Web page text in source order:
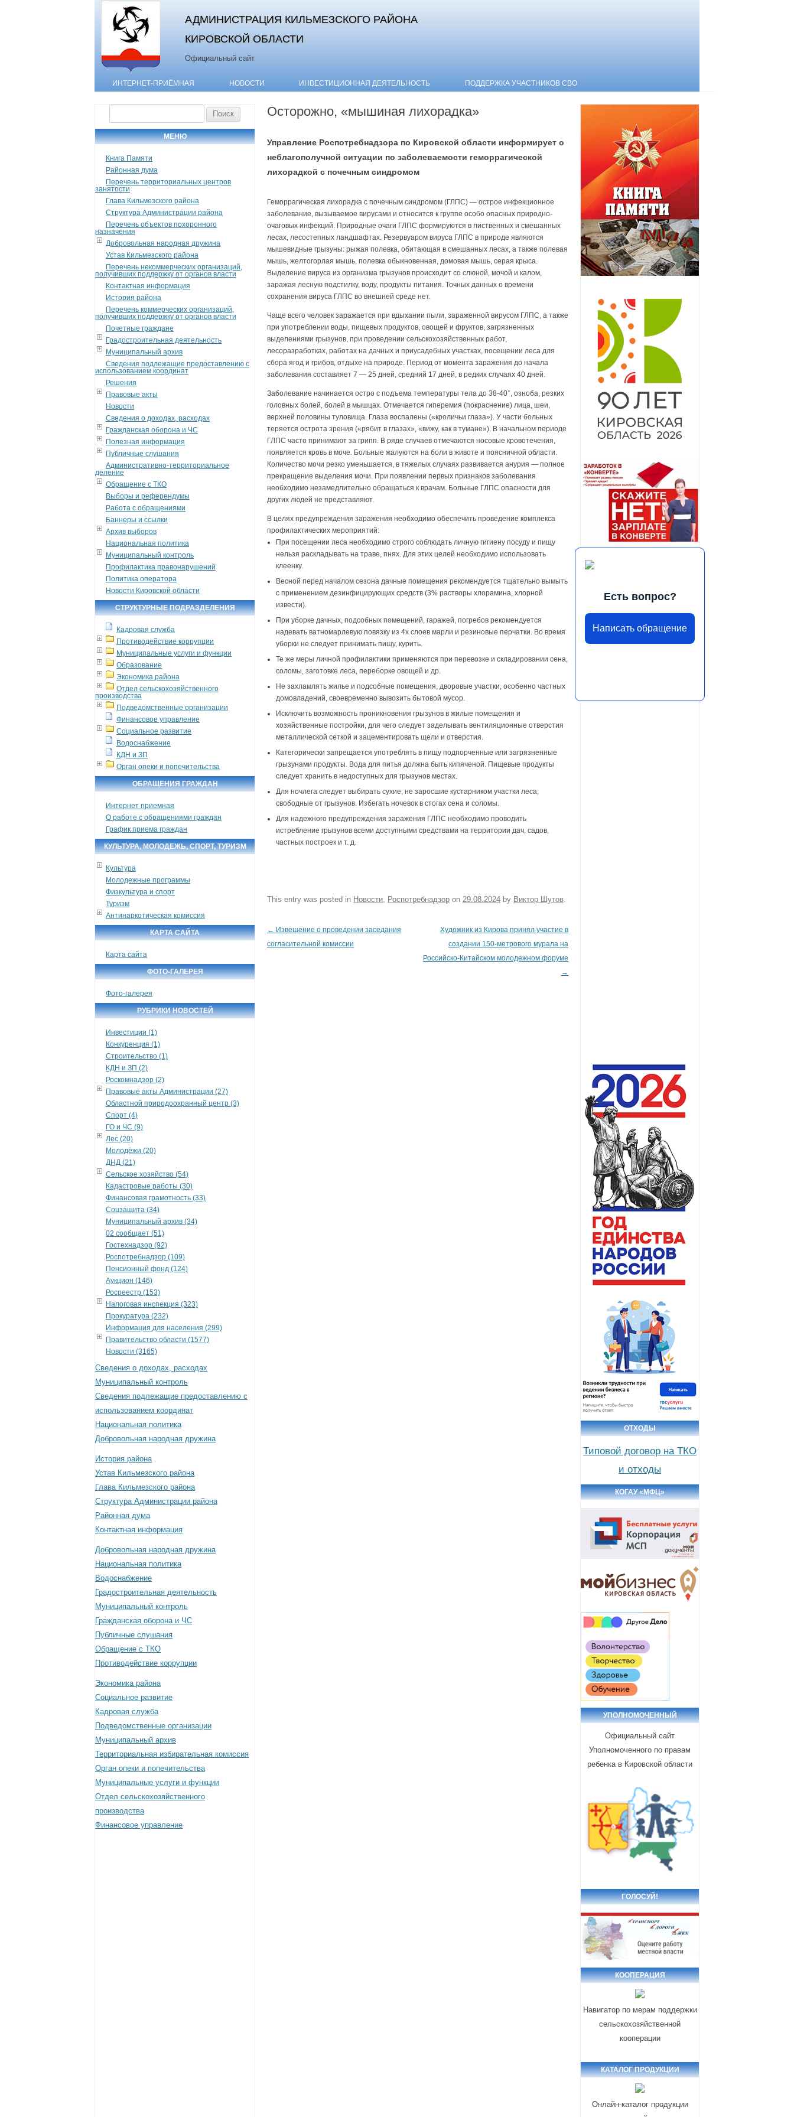
АДМИНИСТРАЦИЯ КИЛЬМЕЗСКОГО РАЙОНА
КИРОВСКОЙ ОБЛАСТИ
Официальный сайт
Skip to content
ИНТЕРНЕТ-ПРИЁМНАЯ НОВОСТИ ИНВЕСТИЦИОННАЯ ДЕЯТЕЛЬНОСТЬ ПОДДЕРЖКА УЧАСТНИКОВ СВО
МЕНЮ
Книга Памяти
Районная дума
Перечень территориальных центров
занятости
Глава Кильмезского района
Структура Администрации района
Перечень объектов похоронного
назначения
Добровольная народная дружина
Устав Кильмезского района
Перечень некоммерческих организаций,
получивших поддержку от органов власти
Контактная информация
История района
Перечень коммерческих организаций,
получивших поддержку от органов власти
Почетные граждане
Градостроительная деятельность
Муниципальный архив
Сведения подлежащие предоставлению с
использованием координат
Решения
Правовые акты
Новости
Сведения о доходах, расходах
Гражданская оборона и ЧС
Полезная информация
Публичные слушания
Административно-территориальное
деление
Обращение с ТКО
Выборы и референдумы
Работа с обращениями
Баннеры и ссылки
Архив выборов
Национальная политика
Муниципальный контроль
Профилактика правонарушений
Политика оператора
Новости Кировской области
СТРУКТУРНЫЕ ПОДРАЗДЕЛЕНИЯ
Кадровая служба
Противодействие коррупции
Муниципальные услуги и функции
Образование
Экономика района
Отдел сельскохозяйственного
производства
Подведомственные организации
Финансовое управление
Социальное развитие
Водоснабжение
КДН и ЗП
Орган опеки и попечительства
ОБРАЩЕНИЯ ГРАЖДАН
Интернет приемная
О работе с обращениями граждан
График приема граждан
КУЛЬТУРА, МОЛОДЕЖЬ, СПОРТ, ТУРИЗМ
Культура
Молодежные программы
Физкультура и спорт
Туризм
Антинаркотическая комиссия
КАРТА САЙТА
Карта сайта
ФОТО-ГАЛЕРЕЯ
Фото-галерея
РУБРИКИ НОВОСТЕЙ
Инвестиции (1)
Конкуренция (1)
Строительство (1)
КДН и ЗП (2)
Роскомнадзор (2)
Правовые акты Администрации (27)
Областной природоохранный центр (3)
Спорт (4)
ГО и ЧС (9)
Лес (20)
Молодёжи (20)
ДНД (21)
Сельское хозяйство (54)
Кадастровые работы (30)
Финансовая грамотность (33)
Соцзащита (34)
Муниципальный архив (34)
02 сообщает (51)
Гостехнадзор (92)
Роспотребнадзор (109)
Пенсионный фонд (124)
Аукцион (146)
Росреестр (153)
Налоговая инспекция (323)
Прокуратура (232)
Информация для населения (299)
Правительство области (1577)
Новости (3165)
Сведения о доходах, расходах
Муниципальный контроль
Сведения подлежащие предоставлению с
использованием координат
Национальная политика
Добровольная народная дружина
История района
Устав Кильмезского района
Глава Кильмезского района
Структура Администрации района
Районная дума
Контактная информация
Добровольная народная дружина
Национальная политика
Водоснабжение
Градостроительная деятельность
Муниципальный контроль
Гражданская оборона и ЧС
Публичные слушания
Обращение с ТКО
Противодействие коррупции
Экономика района
Социальное развитие
Кадровая служба
Подведомственные организации
Муниципальный архив
Территориальная избирательная комиссия
Орган опеки и попечительства
Муниципальные услуги и функции
Отдел сельскохозяйственного
производства
Финансовое управление
Осторожно, «мышиная лихорадка»
Управление Роспотребнадзора по Кировской области информирует о
неблагополучной ситуации по заболеваемости геморрагической
лихорадкой с почечным синдромом
Геморрагическая лихорадка с почечным синдромом (ГЛПС) — острое инфекционное
заболевание, вызываемое вирусами и относится к группе особо опасных природно-
очаговых инфекций. Природные очаги ГЛПС формируются в лиственных и смешанных
лесах, лесостепных ландшафтах. Резервуаром вируса ГЛПС в природе являются
мышевидные грызуны: рыжая полевка, обитающая в смешанных лесах, а также полевая
мышь, желтогорлая мышь, полевка обыкновенная, домовая мышь, серая крыса.
Выделение вируса из организма грызунов происходит со слюной, мочой и калом,
заражая лесную подстилку, воду, продукты питания. Точных данных о времени
сохранения вируса ГЛПС во внешней среде нет.
Чаще всего человек заражается при вдыхании пыли, зараженной вирусом ГЛПС, а также
при употреблении воды, пищевых продуктов, овощей и фруктов, загрязненных
выделениями грызунов, при проведении сельскохозяйственных работ,
лесоразработках, работах на дачных и приусадебных участках, посещении леса для
сбора ягод и грибов, отдыхе на природе. Период от момента заражения до начала
заболевания составляет 7 — 25 дней, средний 17 дней, в редких случаях 40 дней.
Заболевание начинается остро с подъема температуры тела до 38-40°, озноба, резких
головных болей, болей в мышцах. Отмечается гиперемия (покраснение) лица, шеи,
верхней половины туловища. Глаза воспалены («кроличьи глаза»). У части больных
теряется острота зрения («рябит в глазах», «вижу, как в тумане»). В начальном периоде
ГЛПС часто принимают за грипп. В ряде случаев отмечаются носовые кровотечения,
появляется кровь в моче. Больные жалуются на боли в животе и поясничной области.
Количество мочи резко уменьшается, в тяжелых случаях развивается анурия — полное
прекращение выделения мочи. При появлении первых признаков заболевания
необходимо незамедлительно обращаться к врачам. Больные ГЛПС опасности для
других людей не представляют.
В целях предупреждения заражения необходимо обеспечить проведение комплекса
профилактических мероприятий:
При посещении леса необходимо строго соблюдать личную гигиену посуду и пищу
нельзя раскладывать на траве, пнях. Для этих целей необходимо использовать
клеенку.
Весной перед началом сезона дачные помещения рекомендуется тщательно вымыть
с применением дезинфицирующих средств (3% растворы хлорамина, хлорной
извести).
При уборке дачных, подсобных помещений, гаражей, погребов рекомендуется
надевать ватномарлевую повязку из 4х слоев марли и резиновые перчатки. Во время
уборки не следует принимать пищу, курить.
Те же меры личной профилактики применяются при перевозке и складировании сена,
соломы, заготовке леса, переборке овощей и др.
Не захламлять жилье и подсобные помещения, дворовые участки, особенно частных
домовладений, своевременно вывозить бытовой мусор.
Исключить возможность проникновения грызунов в жилые помещения и
хозяйственные постройки, для чего следует заделывать вентиляционные отверстия
металлической сеткой и зацементировать щели и отверстия.
Категорически запрещается употреблять в пищу подпорченные или загрязненные
грызунами продукты. Вода для питья должна быть кипяченой. Пищевые продукты
следует хранить в недоступных для грызунов местах.
Для ночлега следует выбирать сухие, не заросшие кустарником участки леса,
свободные от грызунов. Избегать ночевок в стогах сена и соломы.
Для надежного предупреждения заражения ГЛПС необходимо проводить
истребление грызунов всеми доступными средствами на территории дач, садов,
частных построек и т. д.
This entry was posted in Новости Роспотребнадзор on 29.08.2024 by Виктор Шутов
Post navigation
← Извещение о проведении заседания
согласительной комиссии
Художник из Кирова принял участие в
создании 150-метрового мурала на
Российско-Китайском молодежном форуме
→
Есть вопрос?
Написать обращение
ОТХОДЫ
Типовой договор на ТКО
и отходы
КОГАУ «МФЦ»
УПОЛНОМОЧЕННЫЙ
Официальный сайт
Уполномоченного по правам
ребенка в Кировской области
ГОЛОСУЙ!
КООПЕРАЦИЯ
Навигатор по мерам поддержки
сельскохозяйственной
кооперации
КАТАЛОГ ПРОДУКЦИИ
Онлайн-каталог продукции